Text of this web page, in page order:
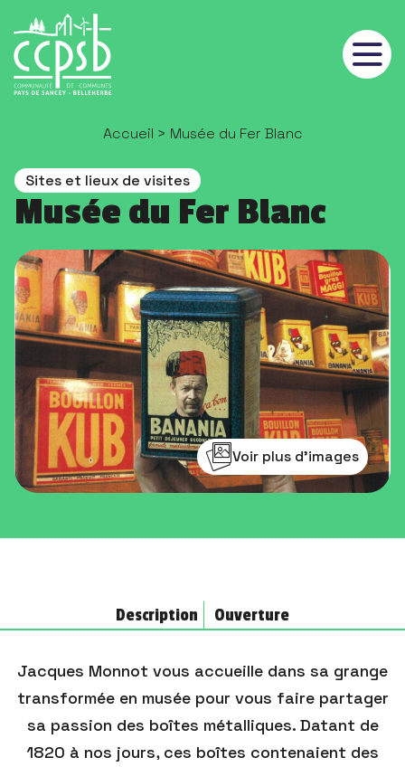
Accueil > Musée du Fer Blanc
Sites et lieux de visites
Musée du Fer Blanc
Voir plus d'images
Description Ouverture
Jacques Monnot vous accueille dans sa grange
transformée en musée pour vous faire partager
sa passion des boîtes métalliques. Datant de
1820 à nos jours, ces boîtes contenaient des
Panneau de gestion des cookies